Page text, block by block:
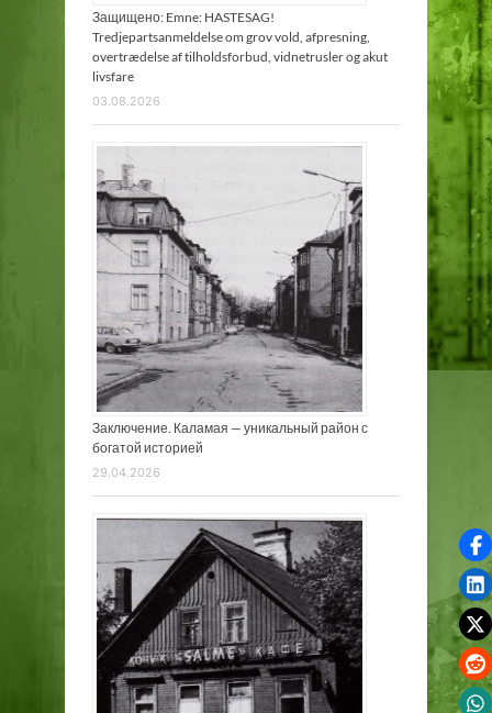
Защищено: Emne: HASTESAG!
Tredjepartsanmeldelse om grov vold, afpresning,
overtrædelse af tilholdsforbud, vidnetrusler og akut
livsfare
03.08.2026
Заключение. Каламая — уникальный район с
богатой историей
29.04.2026